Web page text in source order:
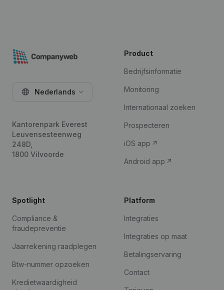
Nederlands
Kantorenpark Everest
Leuvensesteenweg
248D,
1800 Vilvoorde
Product
Bedrijfsinformatie
Monitoring
Internationaal zoeken
Prospecteren
iOS app
Android app
Spotlight
Compliance &
fraudepreventie
Jaarrekening raadplegen
Btw-nummer opzoeken
Kredietwaardigheid
Platform
Integraties
Integraties op maat
Betalingservaring
Contact